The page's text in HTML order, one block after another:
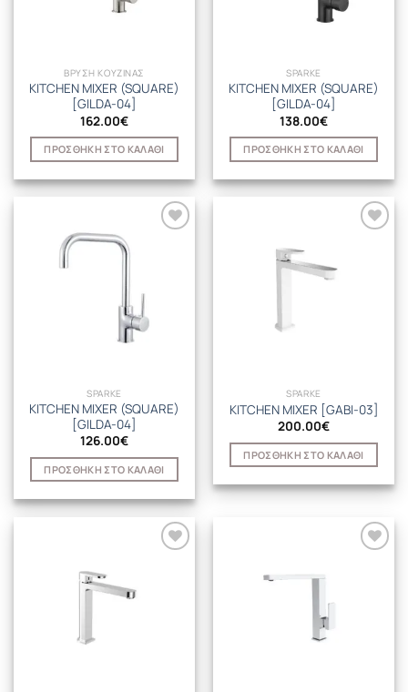
ΒΡΥΣΗ ΚΟΥΖΙΝΑΣ
KITCHEN MIXER (SQUARE)
[GILDA-04]
162.00€
ΠΡΟΣΘΉΚΗ ΣΤΟ ΚΑΛΆΘΙ
SPARKE
KITCHEN MIXER (SQUARE)
[GILDA-04]
138.00€
ΠΡΟΣΘΉΚΗ ΣΤΟ ΚΑΛΆΘΙ
SPARKE
KITCHEN MIXER (SQUARE)
[GILDA-04]
126.00€
ΠΡΟΣΘΉΚΗ ΣΤΟ ΚΑΛΆΘΙ
SPARKE
KITCHEN MIXER [GABI-03]
200.00€
ΠΡΟΣΘΉΚΗ ΣΤΟ ΚΑΛΆΘΙ